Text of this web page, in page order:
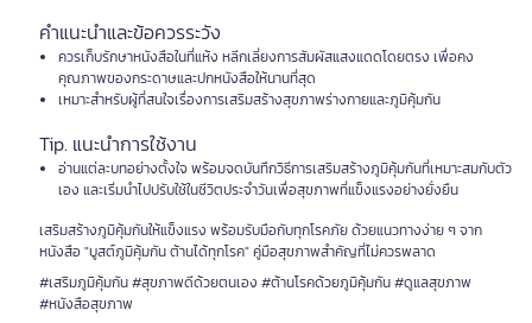
คำแนะนำและข้อควรระวัง
ควรเก็บรักษาหนังสือในที่แห้ง หลีกเลี่ยงการสัมผัสแสงแดดโดยตรง เพื่อคง
คุณภาพของกระดาษและปกหนังสือให้นานที่สุด
เหมาะสำหรับผู้ที่สนใจเรื่องการเสริมสร้างสุขภาพร่างกายและภูมิคุ้มกัน
Tip. แนะนำการใช้งาน
อ่านแต่ละบทอย่างตั้งใจ พร้อมจดบันทึกวิธีการเสริมสร้างภูมิคุ้มกันที่เหมาะสมกับตัว
เอง และเริ่มนำไปปรับใช้ในชีวิตประจำวันเพื่อสุขภาพที่แข็งแรงอย่างยั่งยืน
เสริมสร้างภูมิคุ้มกันให้แข็งแรง พร้อมรับมือกับทุกโรคภัย ด้วยแนวทางง่าย ๆ จาก
หนังสือ "บูสต์ภูมิคุ้มกัน ต้านได้ทุกโรค" คู่มือสุขภาพสำคัญที่ไม่ควรพลาด
#เสริมภูมิคุ้มกัน #สุขภาพดีด้วยตนเอง #ต้านโรคด้วยภูมิคุ้มกัน #ดูแลสุขภาพ
#หนังสือสุขภาพ